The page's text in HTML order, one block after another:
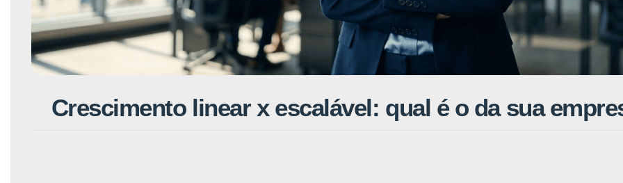
Crescimento linear x escalável: qual é o da sua